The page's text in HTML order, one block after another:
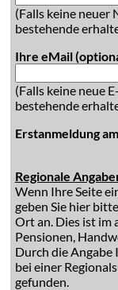
(Falls keine neuer
bestehende
Ihre eMail
(Falls keine neue
bestehende
Erstanmeldung
Regionale
Wenn Ihre Seite
geben Sie hier
Ort an. Dies ist im
Pensionen,
Durch die Angabe
bei einer
gefunden.